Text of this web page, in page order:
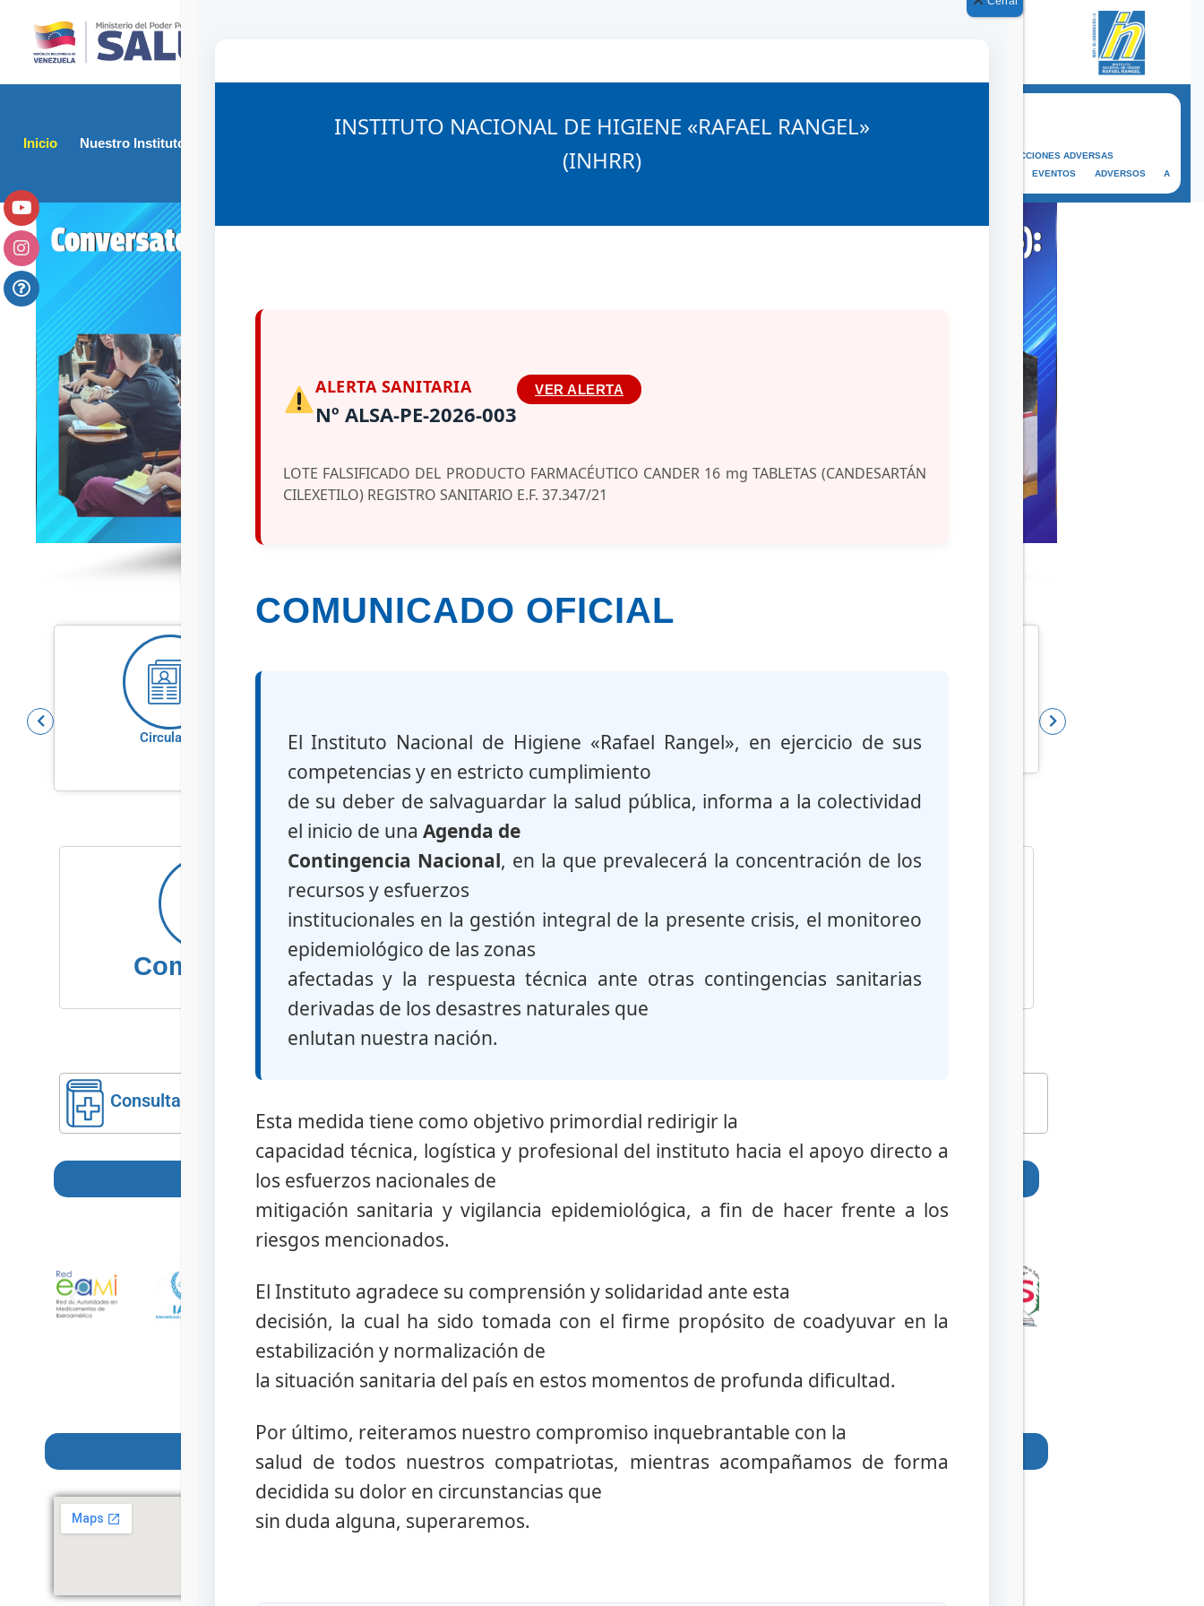
Inicio Nuestro Instituto
REPORTE DE REACCIONES ADVERSAS
REPORTE DE EVENTOS ADVERSOS A
Circulares
Sistema de Información de
Medicamentos​
Notificación de Reacción Adversas
a Medicamentos
Reporte de Fallas de Calidad
Comunidad Profesionales Industria
Consulta Pública
Enlaces
Contáctanos
INSTITUTO NACIONAL DE HIGIENE «RAFAEL RANGEL»
(INHRR)
ALERTA SANITARIA
Nº ALSA-PE-2026-003
VER ALERTA
LOTE FALSIFICADO DEL PRODUCTO FARMACÉUTICO CANDER 16 mg TABLETAS (CANDESARTÁN
CILEXETILO) REGISTRO SANITARIO E.F. 37.347/21
COMUNICADO OFICIAL
El Instituto Nacional de Higiene «Rafael Rangel», en ejercicio de sus
competencias y en estricto cumplimiento
de su deber de salvaguardar la salud pública, informa a la colectividad
el inicio de una Agenda de
Contingencia Nacional, en la que prevalecerá la concentración de los
recursos y esfuerzos
institucionales en la gestión integral de la presente crisis, el monitoreo
epidemiológico de las zonas
afectadas y la respuesta técnica ante otras contingencias sanitarias
derivadas de los desastres naturales que
enlutan nuestra nación.
Esta medida tiene como objetivo primordial redirigir la
capacidad técnica, logística y profesional del instituto hacia el apoyo directo a
los esfuerzos nacionales de
mitigación sanitaria y vigilancia epidemiológica, a fin de hacer frente a los
riesgos mencionados.
El Instituto agradece su comprensión y solidaridad ante esta
decisión, la cual ha sido tomada con el firme propósito de coadyuvar en la
estabilización y normalización de
la situación sanitaria del país en estos momentos de profunda dificultad.
Por último, reiteramos nuestro compromiso inquebrantable con la
salud de todos nuestros compatriotas, mientras acompañamos de forma
decidida su dolor en circunstancias que
sin duda alguna, superaremos.